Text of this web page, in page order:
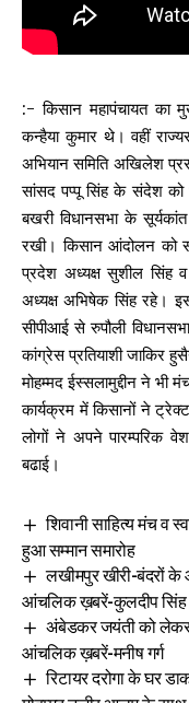
:- किसान महापंचायत का
कन्हैया कुमार थे। वहीं
अभियान समिति अखिलेश
सांसद पप्पू सिंह के संदेश को
बखरी विधानसभा के
रखी। किसान आंदोलन को
प्रदेश अध्यक्ष सुशील सिंह
अध्यक्ष अभिषेक सिंह रहे।
सीपीआई से रुपौली
कांग्रेस प्रतियाशी जाकिर
मोहम्मद ईस्सलामुद्दीन ने भी
कार्यक्रम में किसानों ने
लोगों ने अपने पारम्परिक
बढाई।
शिवानी साहित्य मंच व
हुआ सम्मान समारोह
लखीमपुर खीरी-बंदरों
आंचलिक ख़बरें-कुलदीप सिंह
अंबेडकर जयंती को लेकर
आंचलिक ख़बरें-मनीष गर्ग
रिटायर दरोगा के घर